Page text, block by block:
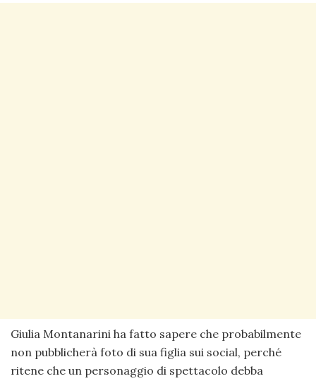
Giulia Montanarini ha fatto sapere che probabilmente
non pubblicherà foto di sua figlia sui social, perché
ritene che un personaggio di spettacolo debba